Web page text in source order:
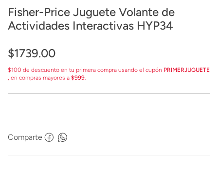
Fisher-Price Juguete Volante de
Actividades Interactivas HYP34
$1739.00
$100 de descuento en tu primera compra usando el cupón PRIMERJUGUETE
, en compras mayores a $999.
Comparte